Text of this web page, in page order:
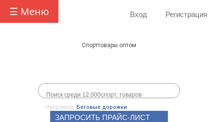
☰ Меню Вход Регистрация
Спорттовары оптом
Например, Беговые дорожки
ЗАПРОСИТЬ ПРАЙС-ЛИСТ